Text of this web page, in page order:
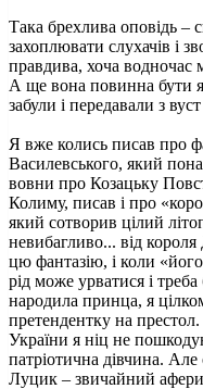
Така брехлива оповідь –
захоплювати слухачів і
правдива, хоча водночас
А ще вона повинна бути
забули і передавали з
Я вже колись писав про
Василевського, який
вовни про Козацьку
Колиму, писав і про
який сотворив цілий
невибагливо... від
цю фантазію, і коли
рід може урватися і
народила принца, я
претендентку на
України я ніц не
патріотична дівчина.
Луцик – звичайний